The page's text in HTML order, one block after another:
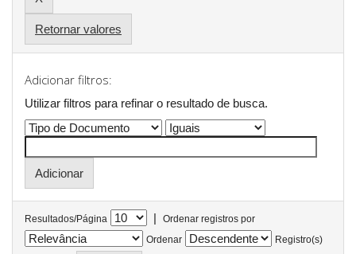
Retornar valores
Adicionar filtros:
Utilizar filtros para refinar o resultado de busca.
Resultados/Página |
Ordenar registros por
Ordenar
Registro(s)